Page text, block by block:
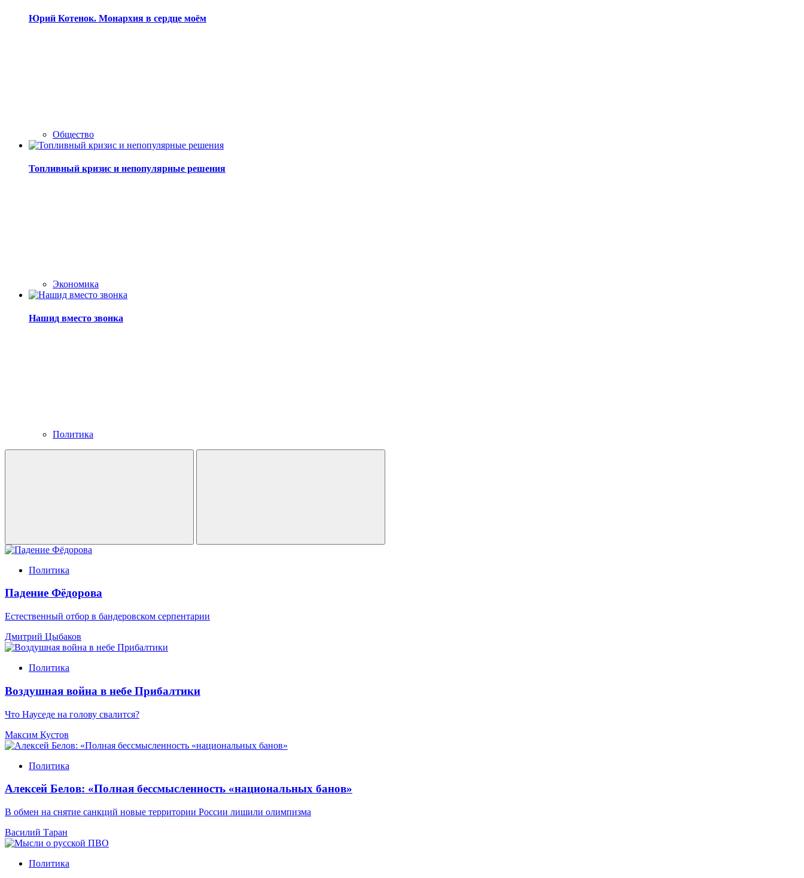
Юрий Котенок. Монархия в сердце моём
Общество
Топливный кризис и непопулярные решения
Экономика
Нашид вместо звонка
Политика
Политика
Падение Фёдорова
Естественный отбор в бандеровском серпентарии
Дмитрий Цыбаков
Политика
Воздушная война в небе Прибалтики
Что Науседе на голову свалится?
Максим Кустов
Политика
Алексей Белов: «Полная бессмысленность «национальных банов»
В обмен на снятие санкций новые территории России лишили олимпизма
Василий Таран
Политика